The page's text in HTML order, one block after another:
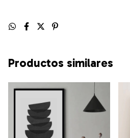
Productos similares